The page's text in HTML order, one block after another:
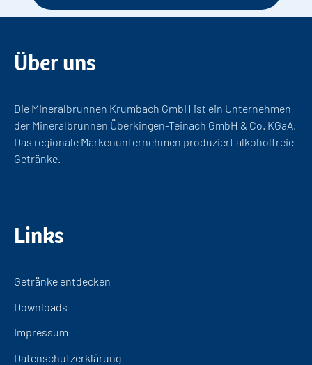
Über uns
Die Mineralbrunnen Krumbach GmbH ist ein Unternehmen
der Mineralbrunnen Überkingen-Teinach GmbH & Co. KGaA.
Das regionale Markenunternehmen produziert alkoholfreie
Getränke.
Links
Getränke entdecken
Downloads
Impressum
Datenschutzerklärung